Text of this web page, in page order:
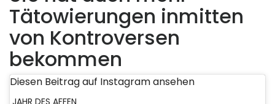
Tätowierungen inmitten
von Kontroversen
bekommen
Diesen Beitrag auf Instagram ansehen
JAHR DES AFFEN